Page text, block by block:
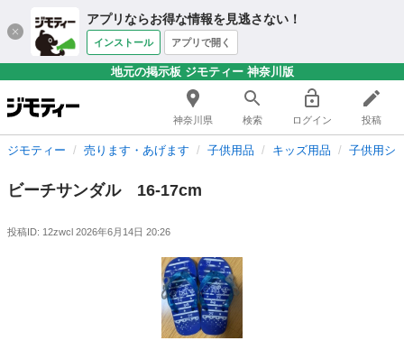
アプリならお得な情報を見逃さない！
インストール アプリで開く
地元の掲示板 ジモティー 神奈川版
神奈川県 検索 ログイン 投稿
ジモティー 売ります・あげます 子供用品 キッズ用品 子供用シ
ビーチサンダル 16-17cm
投稿ID: 12zwcl 2026年6月14日 20:26